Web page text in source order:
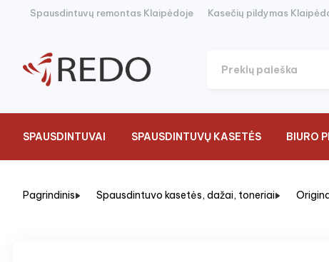
Spausdintuvų remontas Klaipėdoje Kasečių pildymas
SPAUSDINTUVAI SPAUSDINTUVŲ KASETĖS BIURO
Pagrindinis Spausdintuvo kasetės, dažai, toneriai